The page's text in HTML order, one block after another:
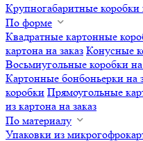
Крупногабаритные коробки
По форме
Квадратные картонные
картона на заказ Конусные
Восьмиугольные коробки на
Картонные бонбоньерки на
коробки Прямоугольные
из картона на заказ
По материалу
Упаковки из